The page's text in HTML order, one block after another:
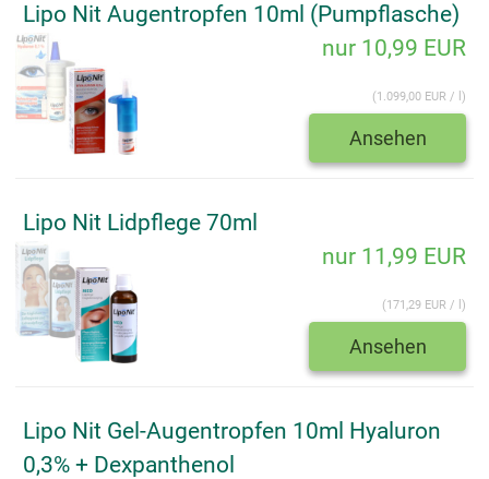
Lipo Nit Augentropfen 10ml (Pumpflasche)
nur 10,99 EUR
(1.099,00 EUR / l)
Ansehen
Lipo Nit Lidpflege 70ml
nur 11,99 EUR
(171,29 EUR / l)
Ansehen
Lipo Nit Gel-Augentropfen 10ml Hyaluron
0,3% + Dexpanthenol